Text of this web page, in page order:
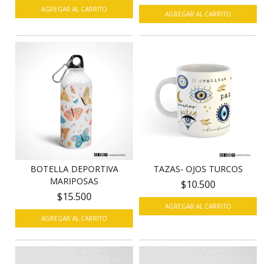
AGREGAR AL CARRITO
BOTELLA DEPORTIVA
MARIPOSAS
$15.500
AGREGAR AL CARRITO
TAZAS- OJOS TURCOS
$10.500